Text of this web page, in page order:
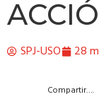
SPJ-USO 28
Compartir….